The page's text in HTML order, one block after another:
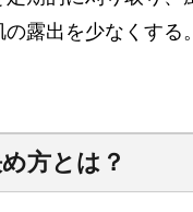
露出を少なくする。
方とは？